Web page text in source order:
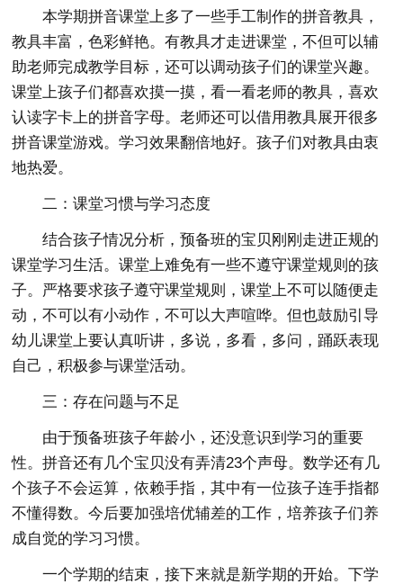
本学期拼音课堂上多了一些手工制作的拼音教具，
教具丰富，色彩鲜艳。有教具才走进课堂，不但可以辅
助老师完成教学目标，还可以调动孩子们的课堂兴趣。
课堂上孩子们都喜欢摸一摸，看一看老师的教具，喜欢
认读字卡上的拼音字母。老师还可以借用教具展开很多
拼音课堂游戏。学习效果翻倍地好。孩子们对教具由衷
地热爱。
二：课堂习惯与学习态度
结合孩子情况分析，预备班的宝贝刚刚走进正规的
课堂学习生活。课堂上难免有一些不遵守课堂规则的孩
子。严格要求孩子遵守课堂规则，课堂上不可以随便走
动，不可以有小动作，不可以大声喧哗。但也鼓励引导
幼儿课堂上要认真听讲，多说，多看，多问，踊跃表现
自己，积极参与课堂活动。
三：存在问题与不足
由于预备班孩子年龄小，还没意识到学习的重要
性。拼音还有几个宝贝没有弄清23个声母。数学还有几
个孩子不会运算，依赖手指，其中有一位孩子连手指都
不懂得数。今后要加强培优辅差的工作，培养孩子们养
成自觉的学习习惯。
一个学期的结束，接下来就是新学期的开始。下学